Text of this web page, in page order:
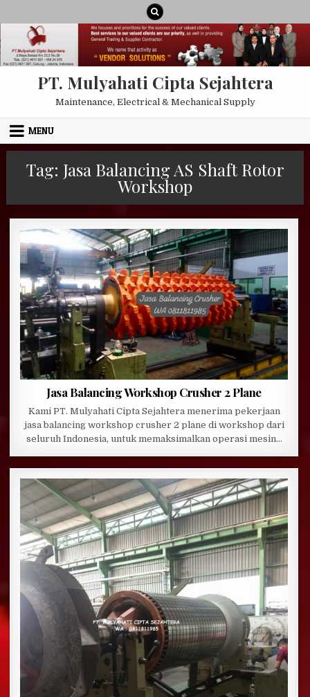
PT. Mulyahati Cipta Sejahtera
Maintenance, Electrical & Mechanical Supply
MENU
Tag: Jasa Balancing AS Shaft Rotor
Workshop
Jasa Balancing Workshop Crusher 2 Plane
Kami PT. Mulyahati Cipta Sejahtera menerima pekerjaan
jasa balancing workshop crusher 2 plane di workshop dari
seluruh Indonesia, untuk memaksimalkan operasi mesin…